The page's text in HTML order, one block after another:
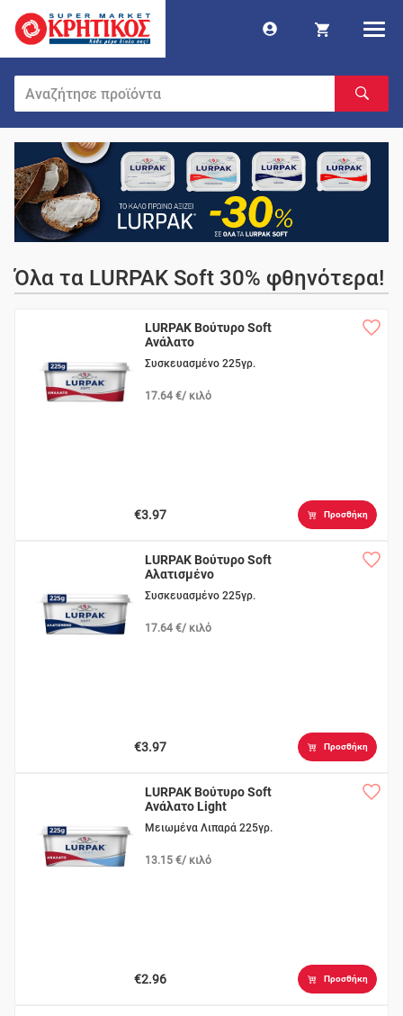
Όλα τα LURPAK Soft 30% φθηνότερα!
LURPAK Βούτυρο Soft
Ανάλατο
Συσκευασμένο 225γρ.
17.64 €/ κιλό
€3.97 Προσθήκη
LURPAK Βούτυρο Soft
Αλατισμένο
Συσκευασμένο 225γρ.
17.64 €/ κιλό
€3.97 Προσθήκη
LURPAK Βούτυρο Soft
Ανάλατο Light
Μειωμένα Λιπαρά 225γρ.
13.15 €/ κιλό
€2.96 Προσθήκη